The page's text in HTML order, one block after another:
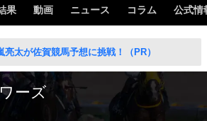
果 動画 ニュース コラム 公式情
亮太が佐賀競馬予想に挑戦！（PR）
ーズ